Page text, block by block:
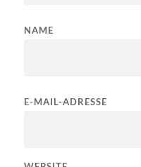
NAME
E-MAIL-ADRESSE